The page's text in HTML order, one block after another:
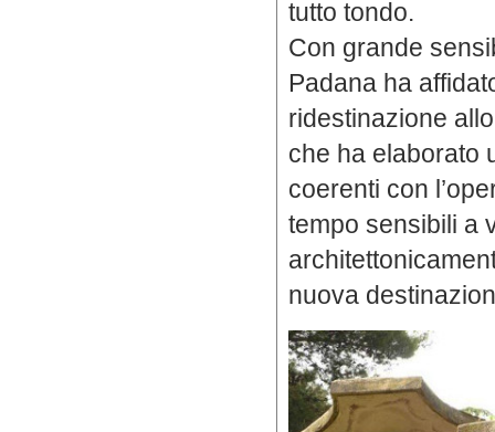
tutto tondo.
Con grande
Padana ha
ridestinazione
che ha elaborato
coerenti con
tempo sensibili a
nuova